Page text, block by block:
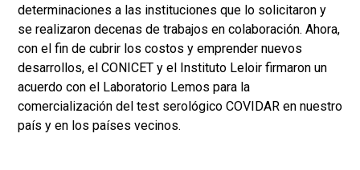
determinaciones a las instituciones que lo solicitaron y
se realizaron decenas de trabajos en colaboración. Ahora,
con el fin de cubrir los costos y emprender nuevos
desarrollos, el CONICET y el Instituto Leloir firmaron un
acuerdo con el Laboratorio Lemos para la
comercialización del test serológico COVIDAR en nuestro
país y en los países vecinos.